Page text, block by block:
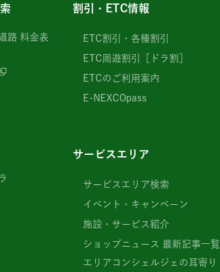
路 料金表
割引・ETC情報
ETC割引・各種割引
ETC周遊割引［ドラ割］
ETCのご利用案内
E-NEXCOpass
サービスエリア
サービスエリア検索
イベント・キャンペーン
施設・サービス紹介
ショップニュース 最新記事一覧
エリアコンシェルジェの耳寄り